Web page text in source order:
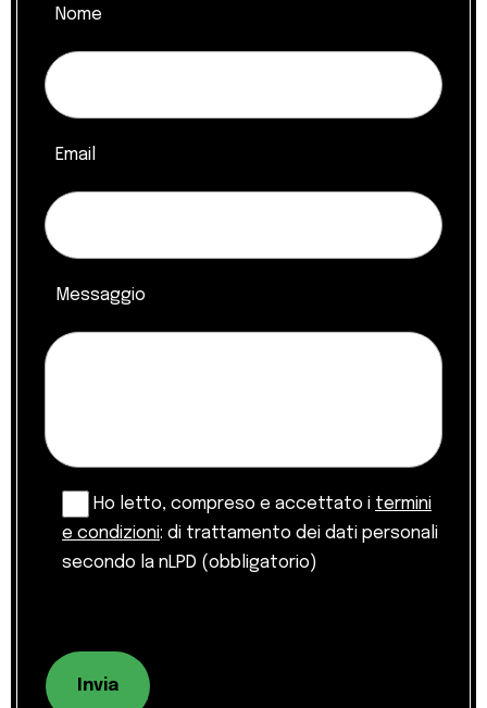
Nome
Email
Messaggio
Ho letto, compreso e accettato i termini
e condizioni: di trattamento dei dati personali
secondo la nLPD (obbligatorio)
Invia